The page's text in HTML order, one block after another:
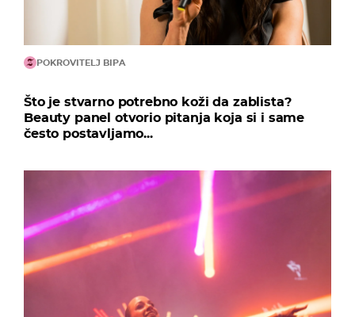
POKROVITELJ BIPA
Što je stvarno potrebno koži da zablista?
Beauty panel otvorio pitanja koja si i same
često postavljamo...